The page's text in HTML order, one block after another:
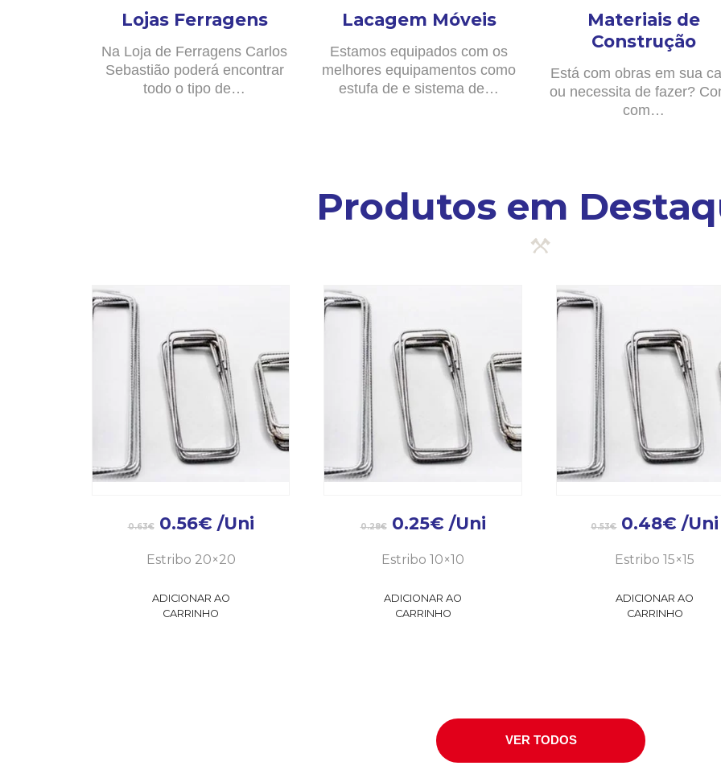
Lojas Ferragens
Na Loja de Ferragens Carlos
Sebastião poderá encontrar
todo o tipo de…
Lacagem Móveis
Estamos equipados com os
melhores equipamentos como
estufa de e sistema de…
Materiais de
Construção
Está com obras em sua
ou necessita de fazer?
com…
Produtos em
0.63€ 0.56€ /Uni
Estribo 20×20
ADICIONAR AO
CARRINHO
0.28€ 0.25€ /Uni
Estribo 10×10
ADICIONAR AO
CARRINHO
0.53€ 0.48€ /Uni
Estribo 15×15
ADICIONAR AO
CARRINHO
VER TODOS